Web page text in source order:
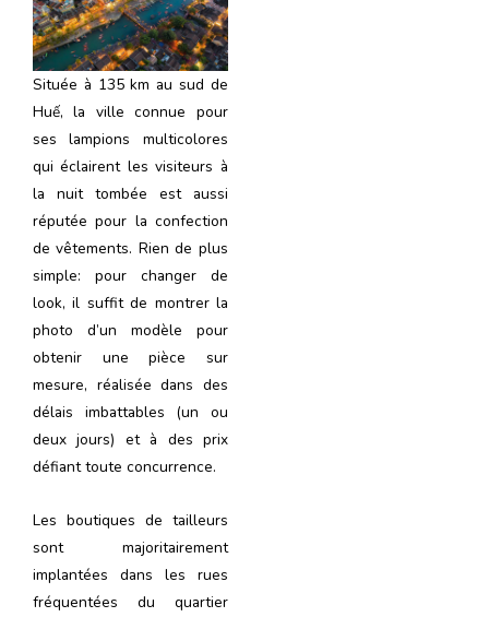
Située à 135 km au sud de
Huế, la ville connue pour
ses lampions multicolores
qui éclairent les visiteurs à
la nuit tombée est aussi
réputée pour la confection
de vêtements. Rien de plus
simple: pour changer de
look, il suffit de montrer la
photo d’un modèle pour
obtenir une pièce sur
mesure, réalisée dans des
délais imbattables (un ou
deux jours) et à des prix
défiant toute concurrence.
Les boutiques de tailleurs
sont majoritairement
implantées dans les rues
fréquentées du quartier